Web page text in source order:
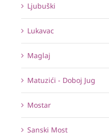
Ljubuški
Lukavac
Maglaj
Matuzići - Doboj Jug
Mostar
Sanski Most